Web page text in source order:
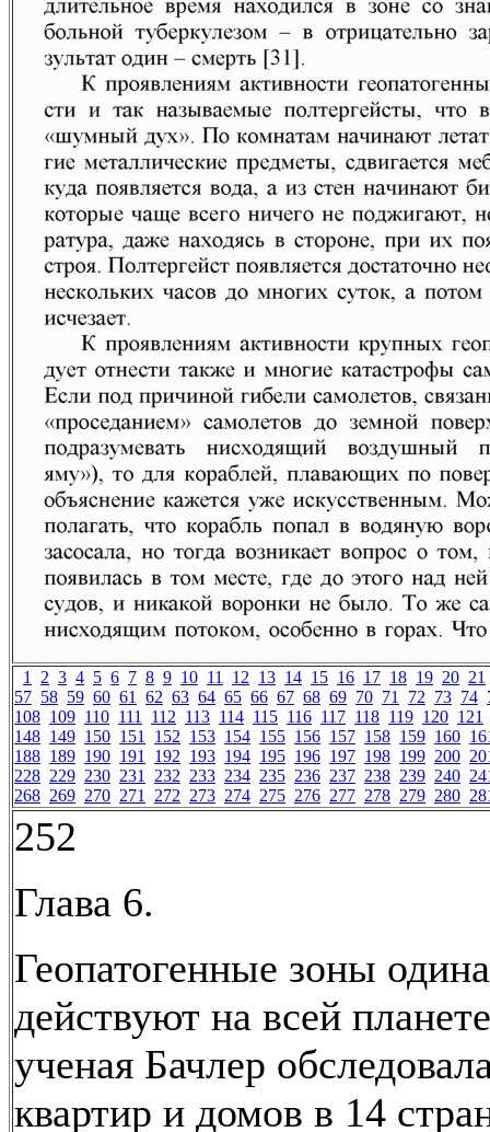
1 2 3 4 5 6 7 8 9 10 11 12 13 14 15 16 17 18 19 20 21
57 58 59 60 61 62 63 64 65 66 67 68 69 70 71 72 73 74
108 109 110 111 112 113 114 115 116 117 118 119 120 121
148 149 150 151 152 153 154 155 156 157 158 159 160
188 189 190 191 192 193 194 195 196 197 198 199 200
228 229 230 231 232 233 234 235 236 237 238 239 240
268 269 270 271 272 273 274 275 276 277 278 279 280
252
Глава 6.
Геопатогенные зоны
действуют на всей
ученая Бачлер
квартир и домов в 14